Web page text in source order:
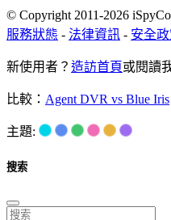
© Copyright 2011-2026
服務狀態 - 法律資訊 - 安全
新使用者？ 造訪首頁或閱讀
比較： Agent DVR vs Blue Iris
主題:
搜索